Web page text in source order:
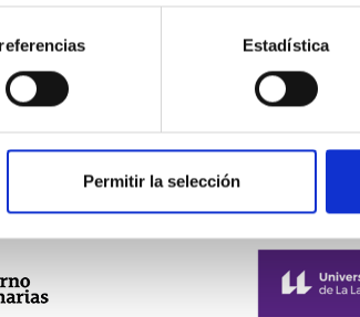
Estadística
Permitir la selección